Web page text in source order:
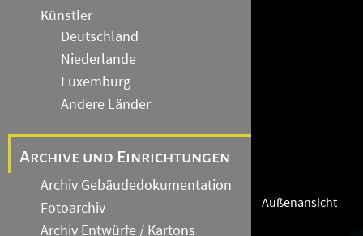
Künstler
Deutschland
Niederlande
Luxemburg
Andere Länder
Archive und Einrichtungen
Archiv Gebäudedokumentation
Fotoarchiv
Archiv Entwürfe / Kartons
Außenansicht